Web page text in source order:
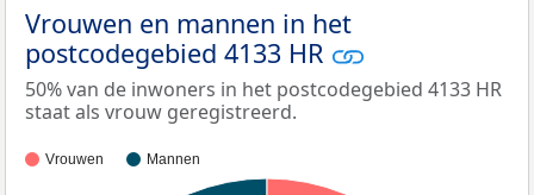
Vrouwen en mannen in het
postcodegebied 4133 HR
50% van de inwoners in het postcodegebied 4133 HR
staat als vrouw geregistreerd.
Vrouwen Mannen